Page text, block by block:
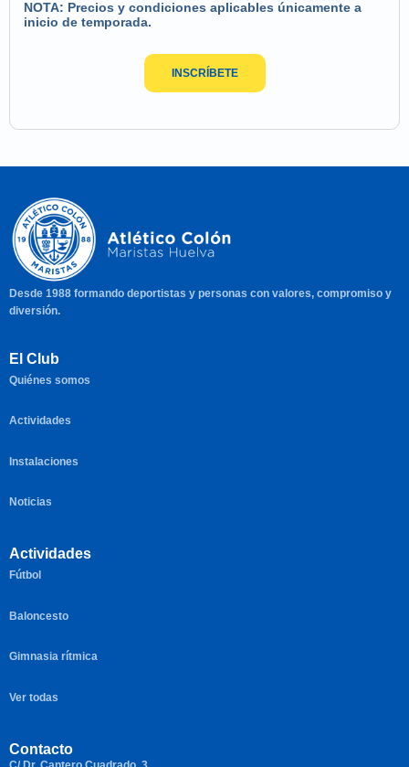
NOTA: Precios y condiciones aplicables únicamente a
inicio de temporada.
INSCRÍBETE
Desde 1988 formando deportistas y personas con valores, compromiso y
diversión.
El Club
Quiénes somos
Actividades
Instalaciones
Noticias
Actividades
Fútbol
Baloncesto
Gimnasia rítmica
Ver todas
Contacto